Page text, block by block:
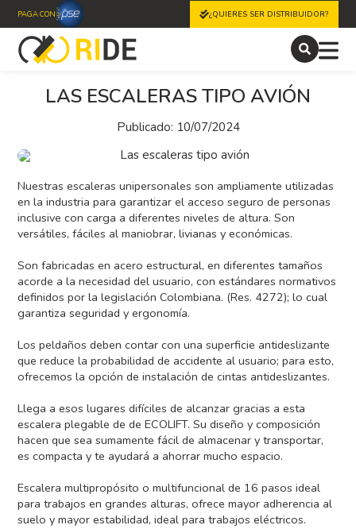
PAGA CON ¿QUIERES SER DISTRIBUIDOR?
LAS ESCALERAS TIPO AVIÓN
Publicado: 10/07/2024
Nuestras escaleras unipersonales son ampliamente utilizadas
en la industria para garantizar el acceso seguro de personas
inclusive con carga a diferentes niveles de altura. Son
versátiles, fáciles al maniobrar, livianas y económicas.
Son fabricadas en acero estructural, en diferentes tamaños
acorde a la necesidad del usuario, con estándares normativos
definidos por la legislación Colombiana. (Res. 4272); lo cual
garantiza seguridad y ergonomía.
Los peldaños deben contar con una superficie antideslizante
que reduce la probabilidad de accidente al usuario; para esto,
ofrecemos la opción de instalación de cintas antideslizantes.
Llega a esos lugares difíciles de alcanzar gracias a esta
escalera plegable de de ECOLIFT. Su diseño y composición
hacen que sea sumamente fácil de almacenar y transportar,
es compacta y te ayudará a ahorrar mucho espacio.
Escalera multipropósito o multifuncional de 16 pasos ideal
para trabajos en grandes alturas, ofrece mayor adherencia al
suelo y mayor estabilidad, ideal para trabajos eléctricos.